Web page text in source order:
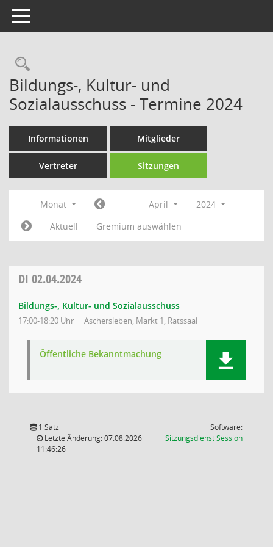
Toggle navigation
Rechercheauswahl
Bildungs-, Kultur- und
Sozialausschuss - Termine 2024
Informationen Mitglieder
Vertreter Sitzungen
Monat April
2024
Aktuell
Gremium auswählen
DI 02.04.2024
Bildungs-, Kultur- und Sozialausschuss
17:00-18:20 Uhr Aschersleben, Markt 1, Ratssaal
Öffentliche Bekanntmachung
1 Satz
Letzte Änderung: 07.08.2026
11:46:26
Software:
SitzungsdienstSession(Wird in